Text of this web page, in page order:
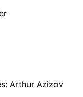
Arthur Azizov